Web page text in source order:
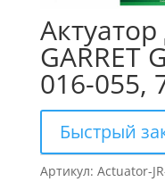
GARRET
016-055,
Быстрый
Артикул: Actuator-